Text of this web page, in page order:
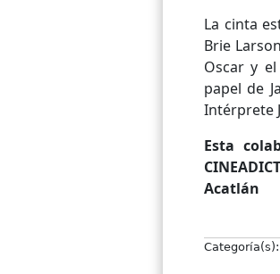
La cinta
Brie
Oscar y
papel de
Intérprete
Esta
Acatlán
Categoría(s):